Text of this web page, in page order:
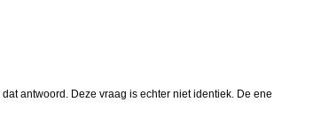
antwoord. Deze vraag is echter niet identiek. De ene